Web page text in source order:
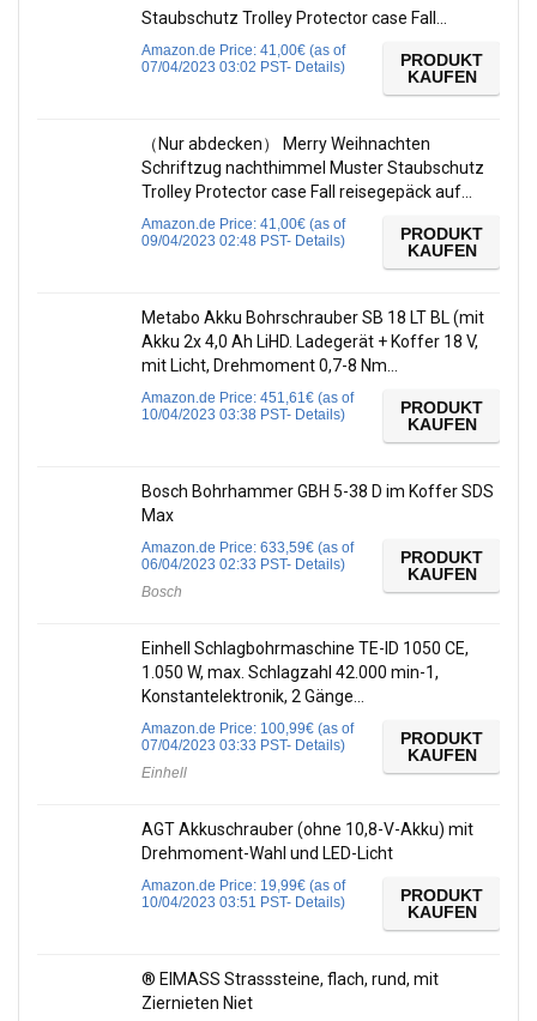
Staubschutz Trolley Protector case Fall…
Amazon.de Price: 41,00€ (as of
07/04/2023 03:02 PST- Details)
PRODUKT
KAUFEN
（Nur abdecken） Merry Weihnachten
Schriftzug nachthimmel Muster Staubschutz
Trolley Protector case Fall reisegepäck auf…
Amazon.de Price: 41,00€ (as of
09/04/2023 02:48 PST- Details)
PRODUKT
KAUFEN
Metabo Akku Bohrschrauber SB 18 LT BL (mit
Akku 2x 4,0 Ah LiHD. Ladegerät + Koffer 18 V,
mit Licht, Drehmoment 0,7-8 Nm…
Amazon.de Price: 451,61€ (as of
10/04/2023 03:38 PST- Details)
PRODUKT
KAUFEN
Bosch Bohrhammer GBH 5-38 D im Koffer SDS
Max
Amazon.de Price: 633,59€ (as of
06/04/2023 02:33 PST- Details)
Bosch
PRODUKT
KAUFEN
Einhell Schlagbohrmaschine TE-ID 1050 CE,
1.050 W, max. Schlagzahl 42.000 min-1,
Konstantelektronik, 2 Gänge…
Amazon.de Price: 100,99€ (as of
07/04/2023 03:33 PST- Details)
Einhell
PRODUKT
KAUFEN
AGT Akkuschrauber (ohne 10,8-V-Akku) mit
Drehmoment-Wahl und LED-Licht
Amazon.de Price: 19,99€ (as of
10/04/2023 03:51 PST- Details)
PRODUKT
KAUFEN
® EIMASS Strasssteine, flach, rund, mit
Ziernieten Niet